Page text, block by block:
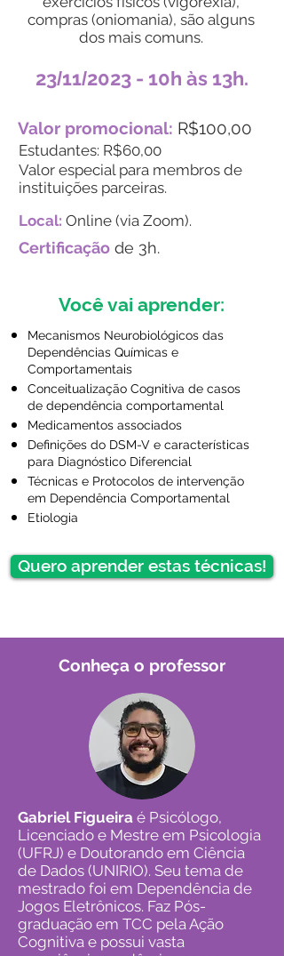
compras (oniomania), são alguns
dos mais comuns.
23/11/2023 - 10h às 13h.
Valor promocional: R$100,00
Estudantes: R$60,00
Valor especial para membros de
instituições parceiras.
Local: Online (via Zoom).
Certificação de 3h.
Você vai aprender:
Mecanismos Neurobiológicos das
Dependências Químicas e
Comportamentais
Conceitualização Cognitiva de casos
de dependência comportamental
Medicamentos associados
Definições do DSM-V e características
para Diagnóstico Diferencial
Técnicas e Protocolos de intervenção
em Dependência Comportamental
Etiologia
Quero aprender estas técnicas!
Conheça o professor
Gabriel Figueira é Psicólogo,
Licenciado e Mestre em Psicologia
(UFRJ) e Doutorando em Ciência
de Dados (UNIRIO). Seu tema de
mestrado foi em Dependência de
Jogos Eletrônicos. Faz Pós-
graduação em TCC pela Ação
Cognitiva e possui vasta